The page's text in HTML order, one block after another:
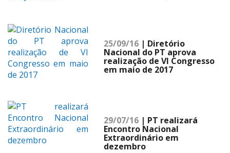
25/09/16 | Diretório
Nacional do PT aprova
realização de VI Congresso
em maio de 2017
29/07/16 | PT realizará
Encontro Nacional
Extraordinário em
dezembro